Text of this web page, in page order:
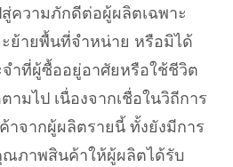
ความภักดีต่อผู้ผลิตเฉพาะ
ย้ายพื้นที่จำหน่าย หรือมิได้
ำที่ผู้ซื้ออยู่อาศัยหรือใช้ชีวิต
มไป เนื่องจากเชื่อในวิถีการ
จากผู้ผลิตรายนี้ ทั้งยังมีการ
ณภาพสินค้าให้ผู้ผลิตได้รับ